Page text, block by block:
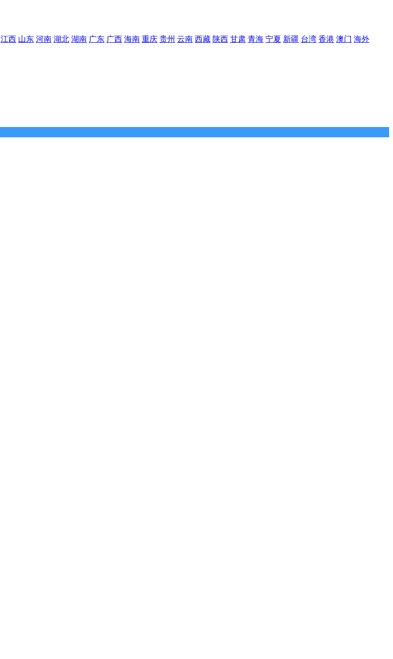
江西 山东 河南 湖北 湖南 广东 广西 海南 重庆 贵州 云南 西藏 陕西 甘肃 青海 宁夏 新疆 台湾 香港 澳门 海外